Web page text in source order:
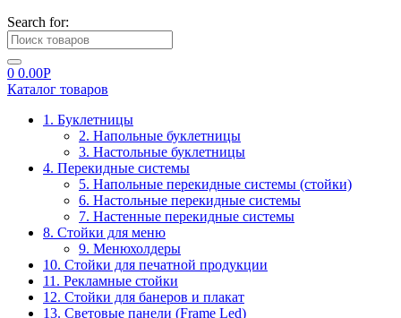
Search for:
0 0.00Р
Каталог товаров
1. Буклетницы
2. Напольные буклетницы
3. Настольные буклетницы
4. Перекидные системы
5. Напольные перекидные системы (стойки)
6. Настольные перекидные системы
7. Настенные перекидные системы
8. Стойки для меню
9. Менюхолдеры
10. Стойки для печатной продукции
11. Рекламные стойки
12. Стойки для банеров и плакат
13. Световые панели (Frame Led)